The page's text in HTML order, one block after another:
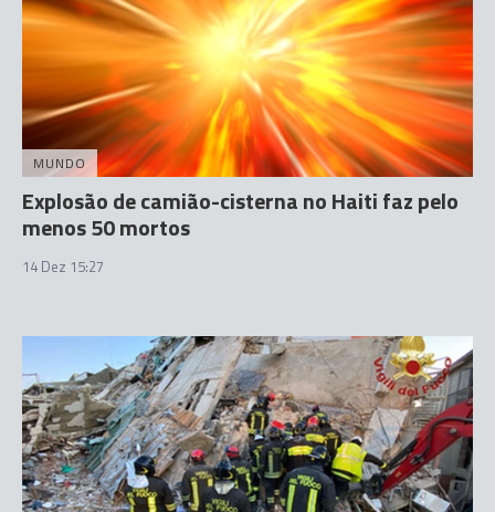
MUNDO
Explosão de camião-cisterna no Haiti faz pelo
menos 50 mortos
14 Dez 15:27